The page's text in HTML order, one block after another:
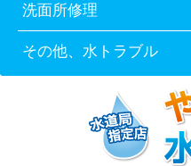
洗面所修理
その他、水トラブル